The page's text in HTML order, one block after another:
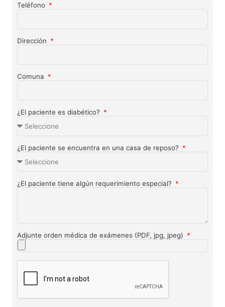
Teléfono
Dirección
Comuna
¿El paciente es diabético?
¿El paciente se encuentra en una casa de reposo?
¿El paciente tiene algún requerimiento especial?
Adjunte orden médica de exámenes (PDF, jpg, jpeg)